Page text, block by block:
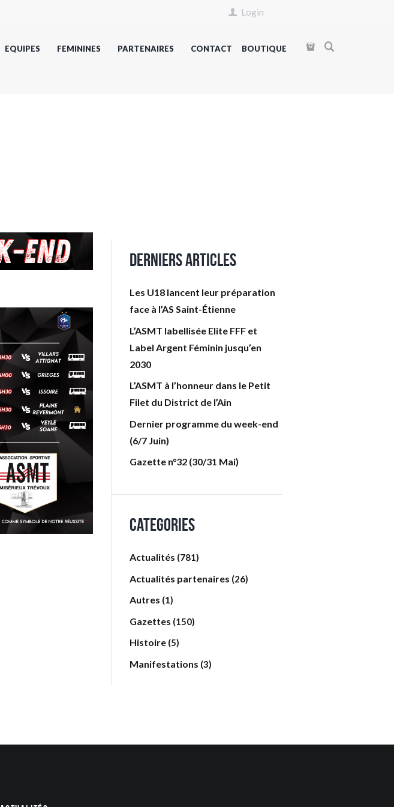
Login
EQUIPES FEMININES PARTENAIRES CONTACT BOUTIQUE
Derniers articles
Les U18 lancent leur préparation
face à l’AS Saint-Étienne
L’ASMT labellisée Elite FFF et
Label Argent Féminin jusqu’en
2030
L’ASMT à l’honneur dans le Petit
Filet du District de l’Ain
Dernier programme du week-end
(6/7 Juin)
Gazette n°32 (30/31 Mai)
Categories
Actualités (781)
Actualités partenaires (26)
Autres (1)
Gazettes (150)
Histoire (5)
Manifestations (3)